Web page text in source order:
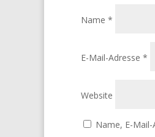
Name *
E-Mail-Adresse *
Website
Name, E-